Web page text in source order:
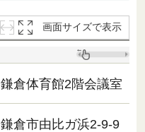
画面サイズで表示
鎌倉体育館2階会議室
鎌倉市由比ガ浜2-9-9